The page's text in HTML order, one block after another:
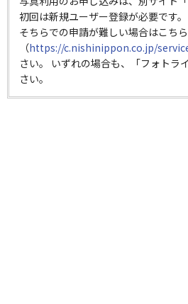
初回は新規ユーザー登録が必要です。
そちらでの申請が難しい場合はこち
（https://c.nishinippon.co.jp/
さい。 いずれの場合も、「フォトラ
さい。